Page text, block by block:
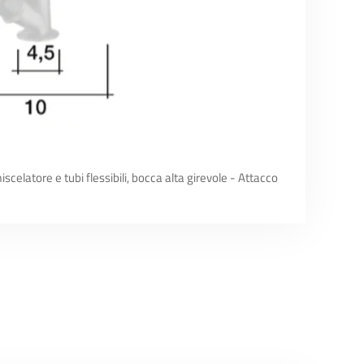
e tubi flessibili, bocca alta girevole - Attacco